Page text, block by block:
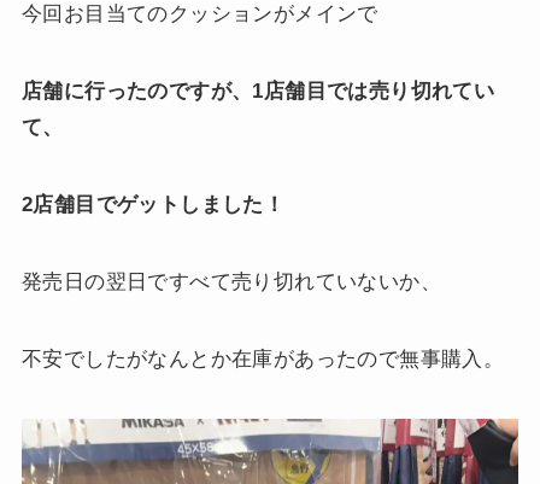
今回お目当てのクッションがメインで
店舗に行ったのですが、1店舗目では売り切れてい
て、
2店舗目でゲットしました！
発売日の翌日ですべて売り切れていないか、
不安でしたがなんとか在庫があったので無事購入。